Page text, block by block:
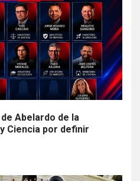
Abelardo de la
Ciencia por definir